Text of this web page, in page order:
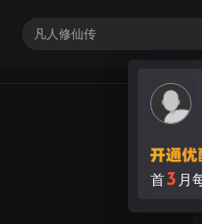
首3 月